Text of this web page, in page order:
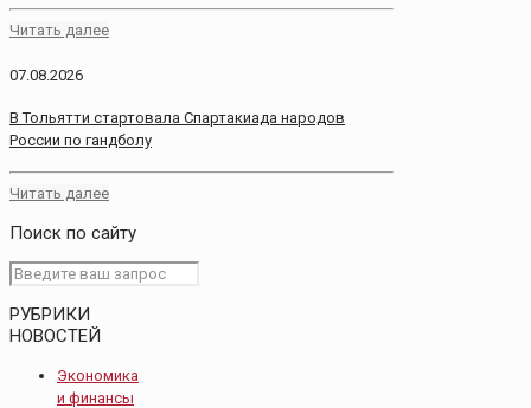
Читать далее
07.08.2026
В Тольятти стартовала Спартакиада народов
России по гандболу
Читать далее
Поиск по сайту
РУБРИКИ
НОВОСТЕЙ
Экономика
и финансы